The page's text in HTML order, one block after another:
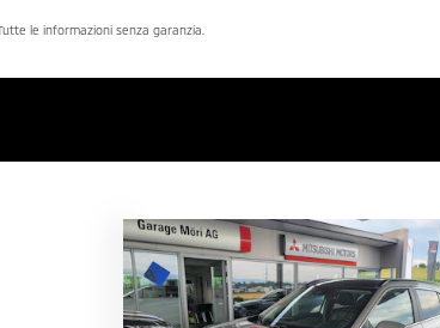
le informazioni senza garanzia.